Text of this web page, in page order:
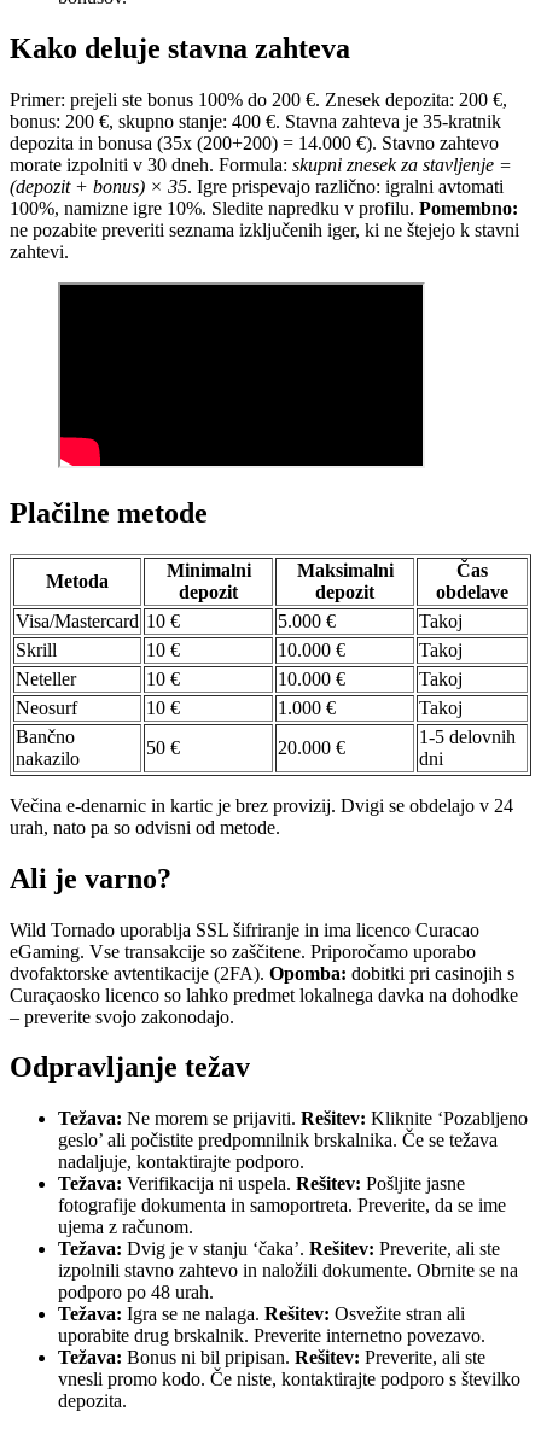
Kako deluje stavna zahteva
Primer: prejeli ste bonus 100% do 200 €. Znesek depozita: 200 €,
bonus: 200 €, skupno stanje: 400 €. Stavna zahteva je 35-kratnik
depozita in bonusa (35x (200+200) = 14.000 €). Stavno zahtevo
morate izpolniti v 30 dneh. Formula: skupni znesek za stavljenje =
(depozit + bonus) × 35. Igre prispevajo različno: igralni avtomati
100%, namizne igre 10%. Sledite napredku v profilu. Pomembno:
ne pozabite preveriti seznama izključenih iger, ki ne štejejo k stavni
zahtevi.
Plačilne metode
Metoda
Minimalni
depozit
Maksimalni
depozit
Čas
obdelave
Visa/Mastercard 10 € 5.000 €
Takoj
Skrill
10 € 10.000 €
Takoj
Neteller
10 € 10.000 €
Takoj
Neosurf
10 € 1.000 €
Takoj
Bančno
nakazilo
50 € 20.000 €
1-5 delovnih
dni
Večina e-denarnic in kartic je brez provizij. Dvigi se obdelajo v 24
urah, nato pa so odvisni od metode.
Ali je varno?
Wild Tornado uporablja SSL šifriranje in ima licenco Curacao
eGaming. Vse transakcije so zaščitene. Priporočamo uporabo
dvofaktorske avtentikacije (2FA). Opomba: dobitki pri casinojih s
Curaçaosko licenco so lahko predmet lokalnega davka na dohodke
– preverite svojo zakonodajo.
Odpravljanje težav
Težava: Ne morem se prijaviti. Rešitev: Kliknite ‘Pozabljeno
geslo’ ali počistite predpomnilnik brskalnika. Če se težava
nadaljuje, kontaktirajte podporo.
Težava: Verifikacija ni uspela. Rešitev: Pošljite jasne
fotografije dokumenta in samoportreta. Preverite, da se ime
ujema z računom.
Težava: Dvig je v stanju ‘čaka’. Rešitev: Preverite, ali ste
izpolnili stavno zahtevo in naložili dokumente. Obrnite se na
podporo po 48 urah.
Težava: Igra se ne nalaga. Rešitev: Osvežite stran ali
uporabite drug brskalnik. Preverite internetno povezavo.
Težava: Bonus ni bil pripisan. Rešitev: Preverite, ali ste
vnesli promo kodo. Če niste, kontaktirajte podporo s številko
depozita.